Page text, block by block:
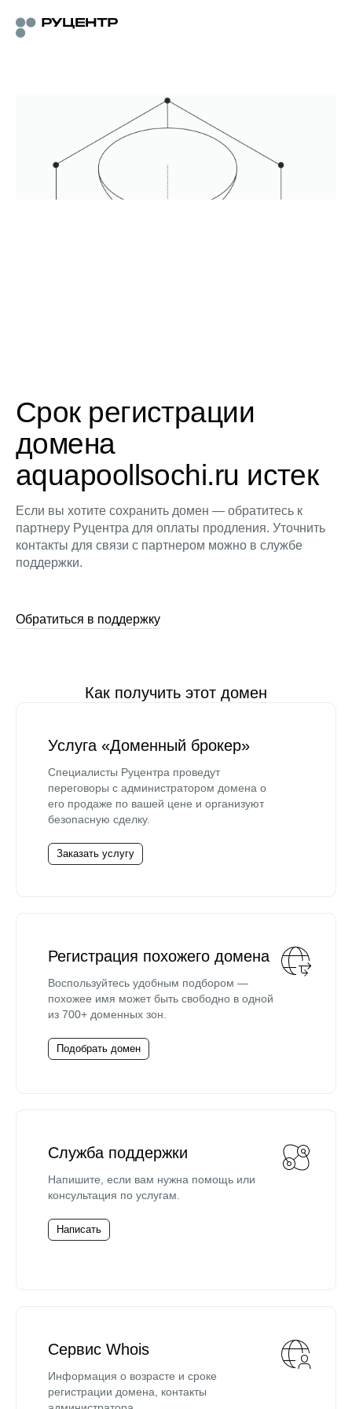
Срок регистрации
домена
aquapoollsochi.ru истек
Если вы хотите сохранить домен — обратитесь к
партнеру Руцентра для оплаты продления. Уточнить
контакты для связи с партнером можно в службе
поддержки.
Обратиться в поддержку
Как получить этот домен
Услуга «Доменный брокер»
Специалисты Руцентра проведут
переговоры с администратором домена о
его продаже по вашей цене и организуют
безопасную сделку.
Заказать услугу
Регистрация похожего домена
Воспользуйтесь удобным подбором —
похожее имя может быть свободно в одной
из 700+ доменных зон.
Подобрать домен
Служба поддержки
Напишите, если вам нужна помощь или
консультация по услугам.
Написать
Сервис Whois
Информация о возрасте и сроке
регистрации домена, контакты